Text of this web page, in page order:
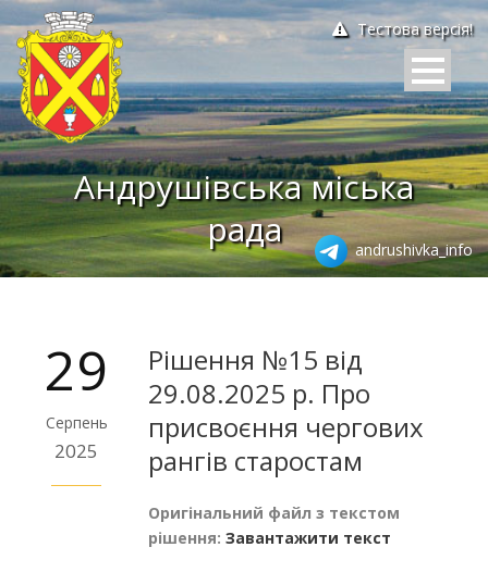
Тестова версія!
Андрушівська міська
рада
andrushivka_info
29
Серпень
2025
Рішення №15 від
29.08.2025 р. Про
присвоєння чергових
рангів старостам
Оригінальний файл з текстом
рішення: Завантажити текст